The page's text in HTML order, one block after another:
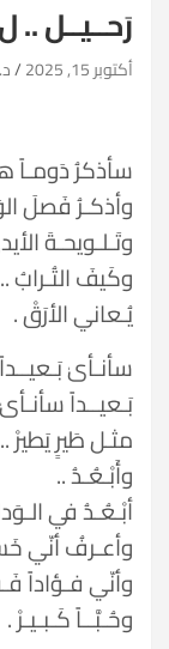
رَحــيــل
أكتوبر 15, 2025
سأذكرُ دَومـاً
وأذكـرُ فَصلَ
وتَـلـويحـةَ
وكَيفَ التُـرابُ ..
يُـعاني الأرَقْ .
سأنـأىٰ
بَـعيــداً
مثـل طَيرٍ يَطيرْ ..
وأَبْـعُـدُ ..
أبْـعُـدُ في
وأعـرفُ أنّي
وأنّي فـؤاداً
وحُـبَّــاً كَـبـيـرْ .